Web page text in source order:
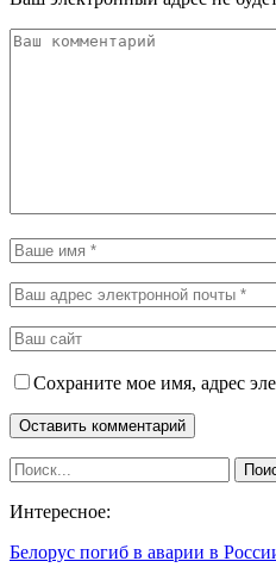
Сохраните мое имя, адрес
Интересное:
Белорус погиб в аварии в